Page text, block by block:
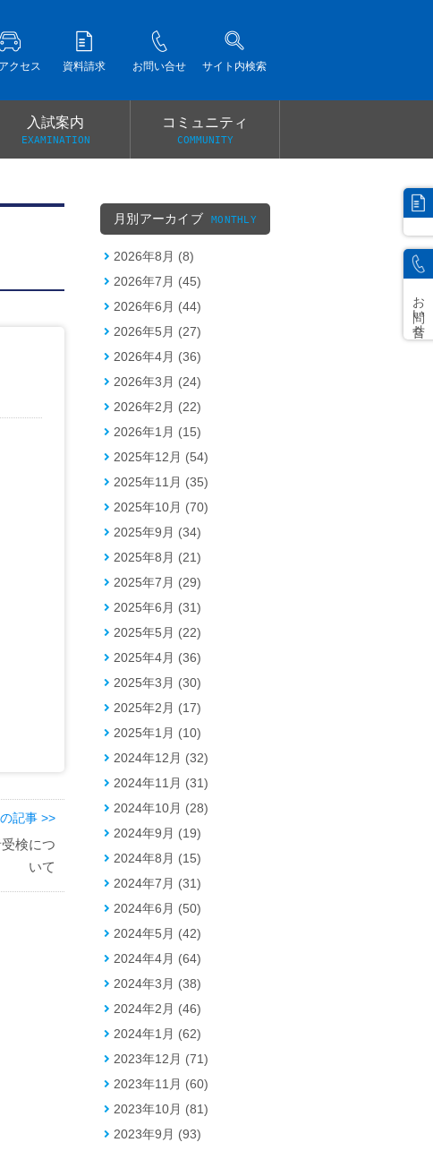
お問い合せ
クセス 資料請求 お問い合せ サイト内検索
入試案内
EXAMINATION
コミュニティ
COMMUNITY
記事 >>
検につ
いて
月別アーカイブ MONTHLY
2026年8月 (8)
2026年7月 (45)
2026年6月 (44)
2026年5月 (27)
2026年4月 (36)
2026年3月 (24)
2026年2月 (22)
2026年1月 (15)
2025年12月 (54)
2025年11月 (35)
2025年10月 (70)
2025年9月 (34)
2025年8月 (21)
2025年7月 (29)
2025年6月 (31)
2025年5月 (22)
2025年4月 (36)
2025年3月 (30)
2025年2月 (17)
2025年1月 (10)
2024年12月 (32)
2024年11月 (31)
2024年10月 (28)
2024年9月 (19)
2024年8月 (15)
2024年7月 (31)
2024年6月 (50)
2024年5月 (42)
2024年4月 (64)
2024年3月 (38)
2024年2月 (46)
2024年1月 (62)
2023年12月 (71)
2023年11月 (60)
2023年10月 (81)
2023年9月 (93)